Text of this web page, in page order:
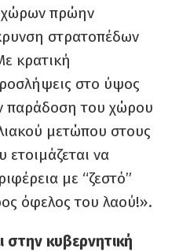
χώρων πρώην
στρατοπέδων
κρατική
στο ύψος
παράδοση του χώρου
μετώπου στους
ετοιμάζεται να
με “ζεστό”
όφελος του λαού!».
κυβερνητική